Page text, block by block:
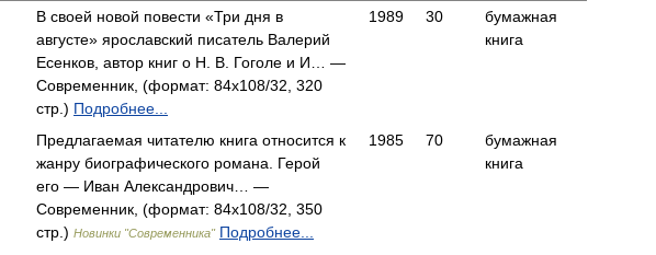
В своей новой повести «Три дня в
августе» ярославский писатель Валерий
Есенков, автор книг о Н. В. Гоголе и И… —
Современник, (формат: 84x108/32, 320
стр.) Подробнее...
1989 30
бумажная
книга
Предлагаемая читателю книга относится к
жанру биографического романа. Герой
его — Иван Александрович… —
Современник, (формат: 84x108/32, 350
стр.) Новинки "Современника" Подробнее...
1985 70
бумажная
книга